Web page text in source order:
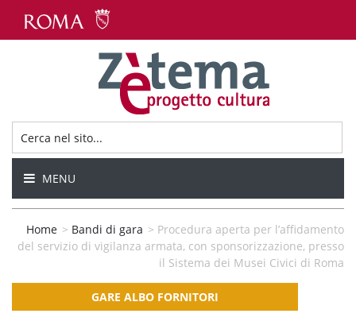
MENU
Home > Bandi di gara > Procedura aperta per l’affidamento
del servizio di vigilanza armata, con sponsorizzazione, presso
il Sistema dei Musei Civici di Roma
GARE ALBO FORNITORI